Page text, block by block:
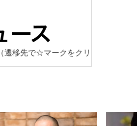
（遷移先で☆マークをクリ